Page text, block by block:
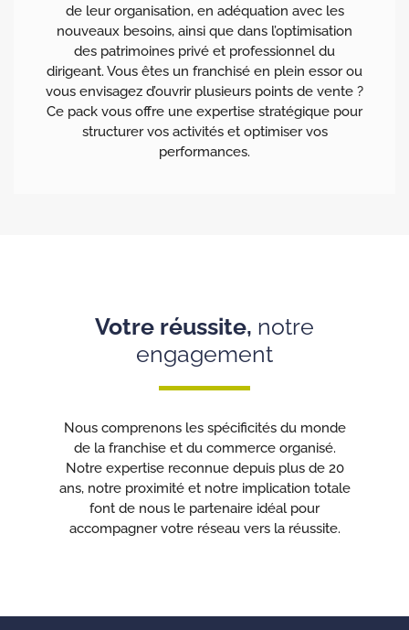
de leur organisation, en adéquation avec les
nouveaux besoins, ainsi que dans l’optimisation
des patrimoines privé et professionnel du
dirigeant. Vous êtes un franchisé en plein essor ou
vous envisagez d’ouvrir plusieurs points de vente ?
Ce pack vous offre une expertise stratégique pour
structurer vos activités et optimiser vos
performances.
Votre réussite, notre
engagement
Nous comprenons les spécificités du monde
de la franchise et du commerce organisé.
Notre expertise reconnue depuis plus de 20
ans, notre proximité et notre implication totale
font de nous le partenaire idéal pour
accompagner votre réseau vers la réussite.